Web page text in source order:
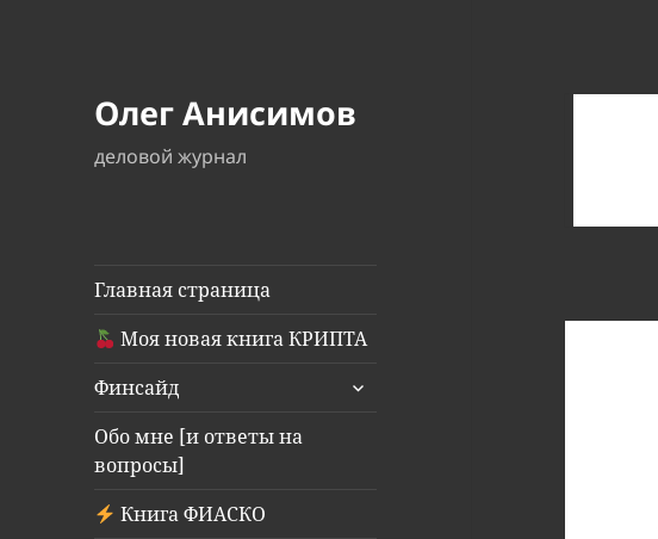
Олег Анисимов
деловой журнал
Главная страница
Моя новая книга КРИПТА
Финсайд
раскрыть
Обо мне [и ответы на
вопросы]
Книга ФИАСКО